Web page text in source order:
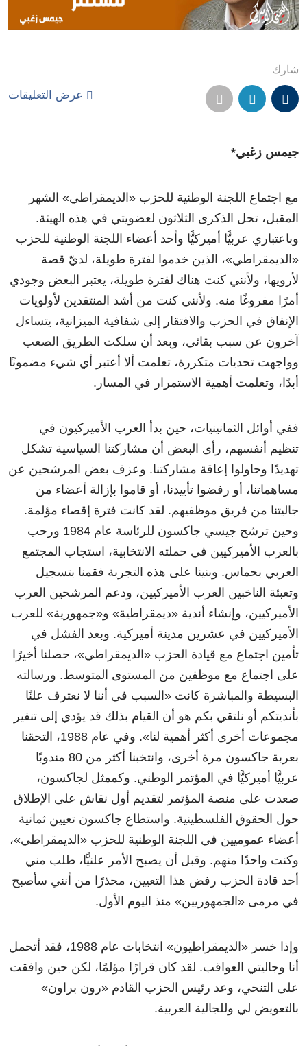
شارك
عرض التعليقات
جيمس زغبي*
مع اجتماع اللجنة الوطنية للحزب «الديمقراطي» الشهر
المقبل، تحل الذكرى الثلاثون لعضويتي في هذه الهيئة.
وباعتباري عربيًّا أميركيًّا وأحد أعضاء اللجنة الوطنية للحزب
«الديمقراطي»، الذين خدموا لفترة طويلة، لديّ قصة
لأرويها، ولأنني كنت هناك لفترة طويلة، يعتبر البعض وجودي
أمرًا مفروغًا منه. ولأنني كنت من أشد المنتقدين لأولويات
الإنفاق في الحزب والافتقار إلى شفافية الميزانية، يتساءل
آخرون عن سبب بقائي، وبعد أن سلكت الطريق الصعب
وواجهت تحديات متكررة، تعلمت ألا أعتبر أي شيء مضمونًا
أبدًا، وتعلمت أهمية الاستمرار في المسار.
ففي أوائل الثمانينيات، حين بدأ العرب الأميركيون في
تنظيم أنفسهم، رأى البعض أن مشاركتنا السياسية تشكل
تهديدًا وحاولوا إعاقة مشاركتنا. وعزف بعض المرشحين عن
مساهماتنا، أو رفضوا تأييدنا، أو قاموا بإزالة أعضاء من
جاليتنا من فريق موظفيهم. لقد كانت فترة إقصاء مؤلمة.
وحين ترشح جيسي جاكسون للرئاسة عام 1984 ورحب
بالعرب الأميركيين في حملته الانتخابية، استجاب المجتمع
العربي بحماس. وبنينا على هذه التجربة فقمنا بتسجيل
وتعبئة الناخبين العرب الأميركيين، ودعم المرشحين العرب
الأميركيين، وإنشاء أندية «ديمقراطية» و«جمهورية» للعرب
الأميركيين في عشرين مدينة أميركية. وبعد الفشل في
تأمين اجتماع مع قيادة الحزب «الديمقراطي»، حصلنا أخيرًا
على اجتماع مع موظفين من المستوى المتوسط. ورسالته
البسيطة والمباشرة كانت «السبب في أننا لا نعترف علنًا
بأنديتكم أو نلتقي بكم هو أن القيام بذلك قد يؤدي إلى تنفير
مجموعات أخرى أكثر أهمية لنا». وفي عام 1988، التحقنا
بعربة جاكسون مرة أخرى، وانتخبنا أكثر من 80 مندوبًا
عربيًّا أميركيًّا في المؤتمر الوطني. وكممثل لجاكسون،
صعدت على منصة المؤتمر لتقديم أول نقاش على الإطلاق
حول الحقوق الفلسطينية. واستطاع جاكسون تعيين ثمانية
أعضاء عموميين في اللجنة الوطنية للحزب «الديمقراطي»،
وكنت واحدًا منهم. وقبل أن يصبح الأمر علنيًّا، طلب مني
أحد قادة الحزب رفض هذا التعيين، محذرًا من أنني سأصبح
في مرمى «الجمهوريين» منذ اليوم الأول.
وإذا خسر «الديمقراطيون» انتخابات عام 1988، فقد أتحمل
أنا وجاليتي العواقب. لقد كان قرارًا مؤلمًا، لكن حين وافقت
على التنحي، وعد رئيس الحزب القادم «رون براون»
بالتعويض لي وللجالية العربية.